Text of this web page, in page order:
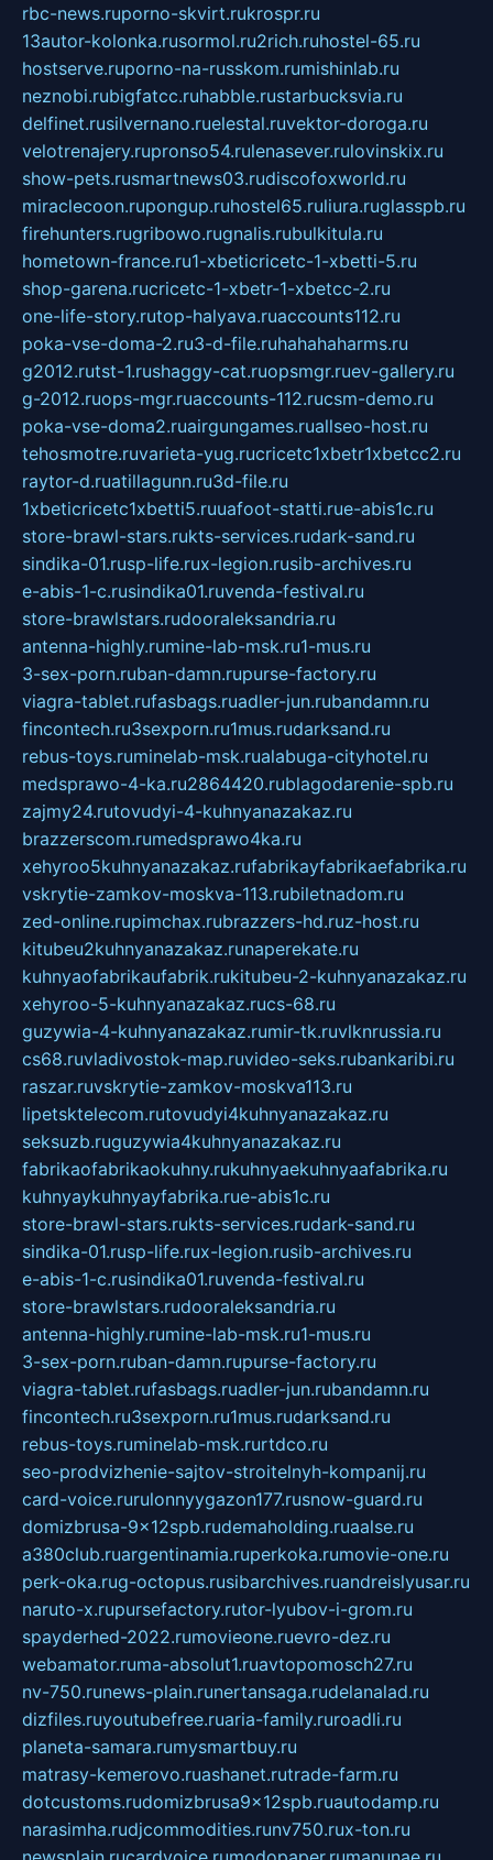
rbc-news.ruporno-skvirt.rukrospr.ru
13autor-kolonka.rusormol.ru2rich.ruhostel-65.ru
hostserve.ruporno-na-russkom.rumishinlab.ru
neznobi.rubigfatcc.ruhabble.rustarbucksvia.ru
delfinet.rusilvernano.ruelestal.ruvektor-doroga.ru
velotrenajery.rupronso54.rulenasever.rulovinskix.ru
show-pets.rusmartnews03.rudiscofoxworld.ru
miraclecoon.rupongup.ruhostel65.ruliura.ruglasspb.ru
firehunters.rugribowo.rugnalis.rubulkitula.ru
hometown-france.ru1-xbeticricetc-1-xbetti-5.ru
shop-garena.rucricetc-1-xbetr-1-xbetcc-2.ru
one-life-story.rutop-halyava.ruaccounts112.ru
poka-vse-doma-2.ru3-d-file.ruhahahaharms.ru
g2012.rutst-1.rushaggy-cat.ruopsmgr.ruev-gallery.ru
g-2012.ruops-mgr.ruaccounts-112.rucsm-demo.ru
poka-vse-doma2.ruairgungames.ruallseo-host.ru
tehosmotre.ruvarieta-yug.rucricetc1xbetr1xbetcc2.ru
raytor-d.ruatillagunn.ru3d-file.ru
1xbeticricetc1xbetti5.ruuafoot-statti.rue-abis1c.ru
store-brawl-stars.rukts-services.rudark-sand.ru
sindika-01.rusp-life.rux-legion.rusib-archives.ru
e-abis-1-c.rusindika01.ruvenda-festival.ru
store-brawlstars.rudooraleksandria.ru
antenna-highly.rumine-lab-msk.ru1-mus.ru
3-sex-porn.ruban-damn.rupurse-factory.ru
viagra-tablet.rufasbags.ruadler-jun.rubandamn.ru
fincontech.ru3sexporn.ru1mus.rudarksand.ru
rebus-toys.ruminelab-msk.rualabuga-cityhotel.ru
medsprawo-4-ka.ru2864420.rublagodarenie-spb.ru
zajmy24.rutovudyi-4-kuhnyanazakaz.ru
brazzerscom.rumedsprawo4ka.ru
xehyroo5kuhnyanazakaz.rufabrikayfabrikaefabrika.ru
vskrytie-zamkov-moskva-113.rubiletnadom.ru
zed-online.rupimchax.rubrazzers-hd.ruz-host.ru
kitubeu2kuhnyanazakaz.runaperekate.ru
kuhnyaofabrikaufabrik.rukitubeu-2-kuhnyanazakaz.ru
xehyroo-5-kuhnyanazakaz.rucs-68.ru
guzywia-4-kuhnyanazakaz.rumir-tk.ruvlknrussia.ru
cs68.ruvladivostok-map.ruvideo-seks.rubankaribi.ru
raszar.ruvskrytie-zamkov-moskva113.ru
lipetsktelecom.rutovudyi4kuhnyanazakaz.ru
seksuzb.ruguzywia4kuhnyanazakaz.ru
fabrikaofabrikaokuhny.rukuhnyaekuhnyaafabrika.ru
kuhnyaykuhnyayfabrika.rue-abis1c.ru
store-brawl-stars.rukts-services.rudark-sand.ru
sindika-01.rusp-life.rux-legion.rusib-archives.ru
e-abis-1-c.rusindika01.ruvenda-festival.ru
store-brawlstars.rudooraleksandria.ru
antenna-highly.rumine-lab-msk.ru1-mus.ru
3-sex-porn.ruban-damn.rupurse-factory.ru
viagra-tablet.rufasbags.ruadler-jun.rubandamn.ru
fincontech.ru3sexporn.ru1mus.rudarksand.ru
rebus-toys.ruminelab-msk.rurtdco.ru
seo-prodvizhenie-sajtov-stroitelnyh-kompanij.ru
card-voice.rurulonnyygazon177.rusnow-guard.ru
domizbrusa-9x12spb.rudemaholding.ruaalse.ru
a380club.ruargentinamia.ruperkoka.rumovie-one.ru
perk-oka.rug-octopus.rusibarchives.ruandreislyusar.ru
naruto-x.rupursefactory.rutor-lyubov-i-grom.ru
spayderhed-2022.rumovieone.ruevro-dez.ru
webamator.ruma-absolut1.ruavtopomosch27.ru
nv-750.runews-plain.runertansaga.rudelanalad.ru
dizfiles.ruyoutubefree.ruaria-family.ruroadli.ru
planeta-samara.rumysmartbuy.ru
matrasy-kemerovo.ruashanet.rutrade-farm.ru
dotcustoms.rudomizbrusa9x12spb.ruautodamp.ru
narasimha.rudjcommodities.runv750.rux-ton.ru